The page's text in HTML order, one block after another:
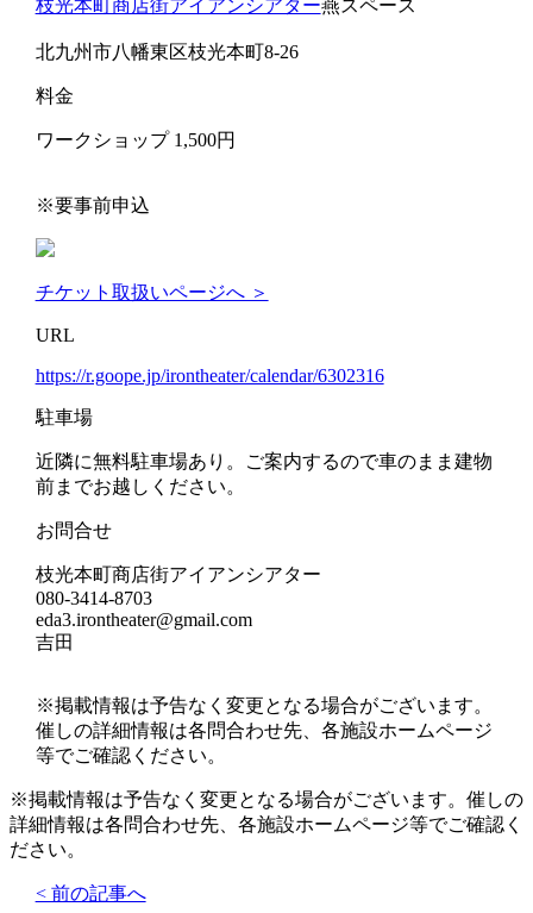
枝光本町商店街アイアンシアター燕スペース
北九州市八幡東区枝光本町8-26
料金
ワークショップ 1,500円
※要事前申込
チケット取扱いページへ ＞
URL
https://r.goope.jp/irontheater/calendar/6302316
駐車場
近隣に無料駐車場あり。ご案内するので車のまま建物
前までお越しください。
お問合せ
枝光本町商店街アイアンシアター
080-3414-8703
eda3.irontheater@gmail.com
吉田
※掲載情報は予告なく変更となる場合がございます。
催しの詳細情報は各問合わせ先、各施設ホームページ
等でご確認ください。
※掲載情報は予告なく変更となる場合がございます。催しの
詳細情報は各問合わせ先、各施設ホームページ等でご確認く
ださい。
< 前の記事へ